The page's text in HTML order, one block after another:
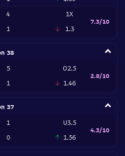
4
1
1X
1.3
7.3/10
38
5
1
O2.5
1.46
2.8/10
37
1
0
U3.5
1.56
4.3/10